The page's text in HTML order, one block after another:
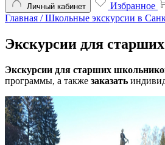
Личный кабинет Избранное
Главная /Школьные экскурсии в
Экскурсии для
Экскурсии для старших
программы, а также заказать